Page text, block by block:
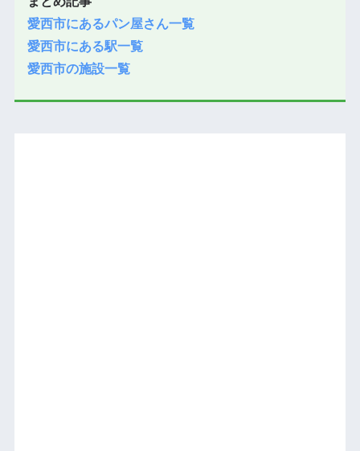
愛西市にあるパン屋さん一覧
愛西市にある駅一覧
愛西市の施設一覧